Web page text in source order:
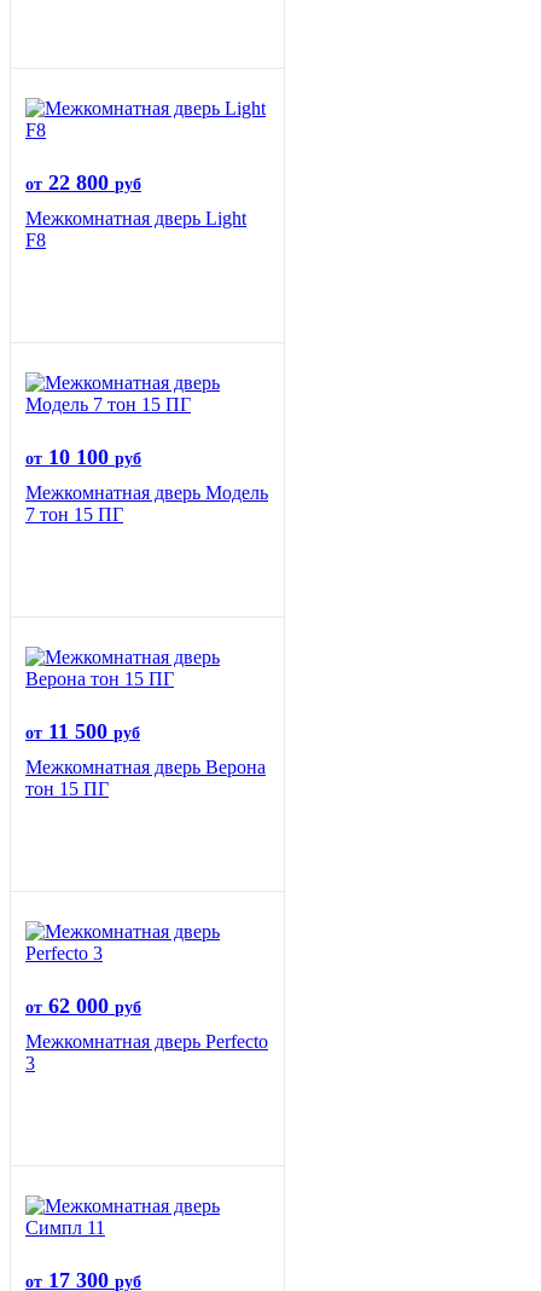
от 22 800 руб
Межкомнатная дверь Light
F8
от 10 100 руб
Межкомнатная дверь Модель
7 тон 15 ПГ
от 11 500 руб
Межкомнатная дверь Верона
тон 15 ПГ
от 62 000 руб
Межкомнатная дверь Perfecto
3
от 17 300 руб